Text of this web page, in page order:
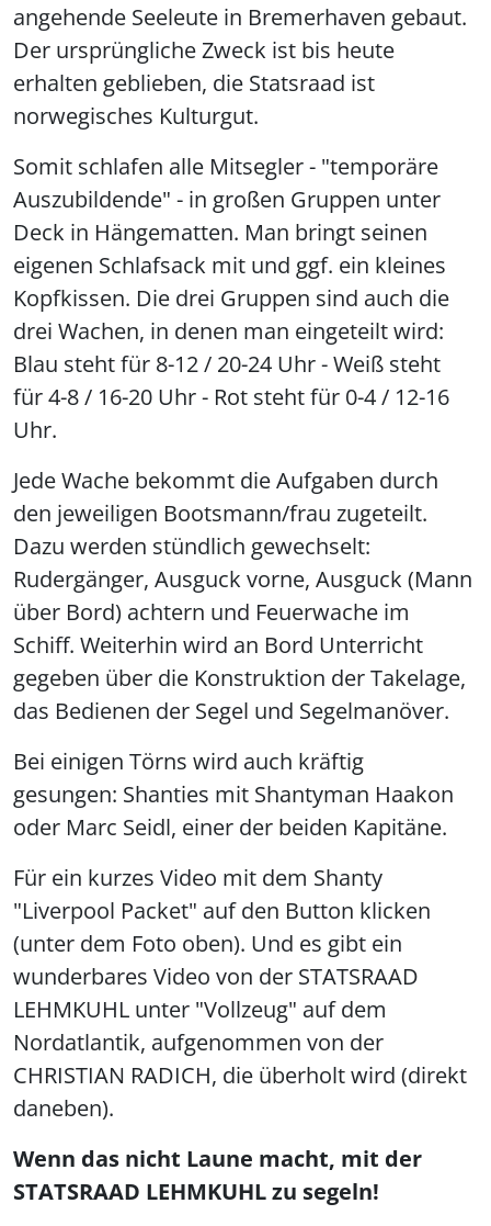
angehende Seeleute in Bremerhaven gebaut.
Der ursprüngliche Zweck ist bis heute
erhalten geblieben, die Statsraad ist
norwegisches Kulturgut.
Somit schlafen alle Mitsegler - "temporäre
Auszubildende" - in großen Gruppen unter
Deck in Hängematten. Man bringt seinen
eigenen Schlafsack mit und ggf. ein kleines
Kopfkissen. Die drei Gruppen sind auch die
drei Wachen, in denen man eingeteilt wird:
Blau steht für 8-12 / 20-24 Uhr - Weiß steht
für 4-8 / 16-20 Uhr - Rot steht für 0-4 / 12-16
Uhr.
Jede Wache bekommt die Aufgaben durch
den jeweiligen Bootsmann/frau zugeteilt.
Dazu werden stündlich gewechselt:
Rudergänger, Ausguck vorne, Ausguck (Mann
über Bord) achtern und Feuerwache im
Schiff. Weiterhin wird an Bord Unterricht
gegeben über die Konstruktion der Takelage,
das Bedienen der Segel und Segelmanöver.
Bei einigen Törns wird auch kräftig
gesungen: Shanties mit Shantyman Haakon
oder Marc Seidl, einer der beiden Kapitäne.
Für ein kurzes Video mit dem Shanty
"Liverpool Packet" auf den Button klicken
(unter dem Foto oben). Und es gibt ein
wunderbares Video von der STATSRAAD
LEHMKUHL unter "Vollzeug" auf dem
Nordatlantik, aufgenommen von der
CHRISTIAN RADICH, die überholt wird (direkt
daneben).
Wenn das nicht Laune macht, mit der
STATSRAAD LEHMKUHL zu segeln!